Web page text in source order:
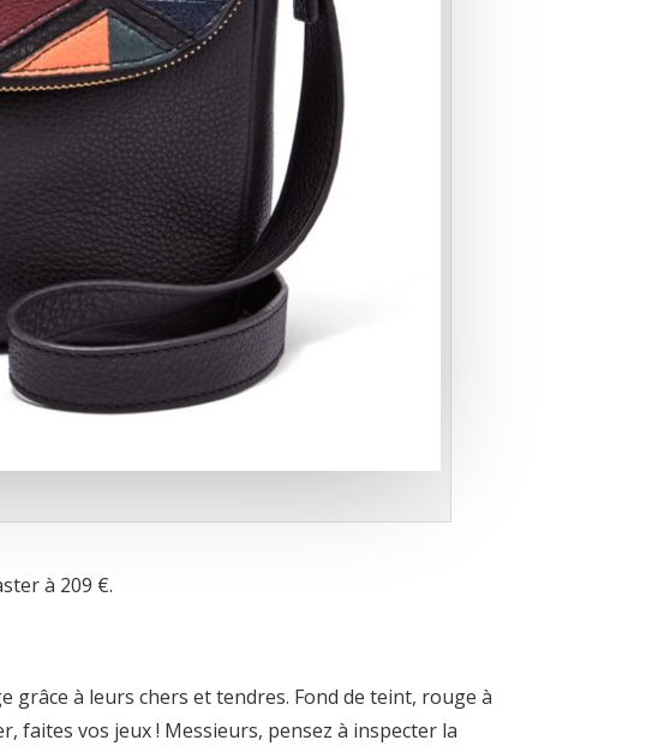
à 209 €.
à leurs chers et tendres. Fond de teint, rouge à
faites vos jeux ! Messieurs, pensez à inspecter la